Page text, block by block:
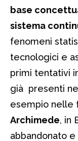
base
sistema
fenomeni
tecnologici e
primi tentativi
già presenti
esempio nelle
Archimede, in
abbandonato